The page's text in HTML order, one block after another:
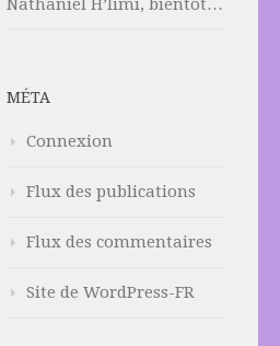
Nathaniel H’limi, bientôt…
MÉTA
Connexion
Flux des publications
Flux des commentaires
Site de WordPress-FR